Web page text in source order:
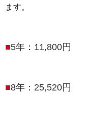
ます。
5年：11,800円
8年：25,520円